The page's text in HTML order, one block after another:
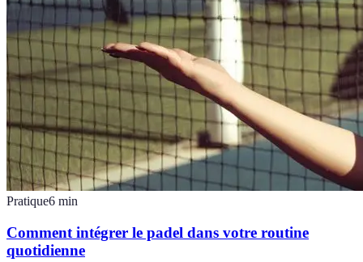
Pratique6 min
Comment intégrer le padel dans votre routine
quotidienne